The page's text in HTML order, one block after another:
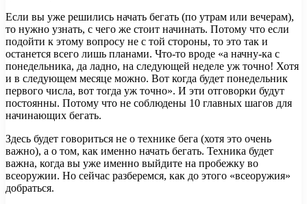
Если вы уже решились начать бегать (по утрам или вечерам),
то нужно узнать, с чего же стоит начинать. Потому что если
подойти к этому вопросу не с той стороны, то это так и
останется всего лишь планами. Что-то вроде «а начну-ка с
понедельника, да ладно, на следующей неделе уж точно! Хотя
и в следующем месяце можно. Вот когда будет понедельник
первого числа, вот тогда уж точно». И эти отговорки будут
постоянны. Потому что не соблюдены 10 главных шагов для
начинающих бегать.
Здесь будет говориться не о технике бега (хотя это очень
важно), а о том, как именно начать бегать. Техника будет
важна, когда вы уже именно выйдите на пробежку во
всеоружии. Но сейчас разберемся, как до этого «всеоружия»
добраться.